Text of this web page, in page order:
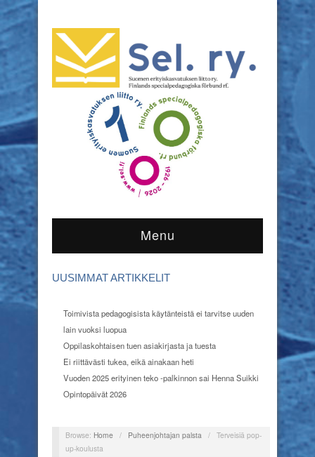
Menu
UUSIMMAT ARTIKKELIT
Toimivista pedagogisista käytänteistä ei tarvitse uuden
lain vuoksi luopua
Oppilaskohtaisen tuen asiakirjasta ja tuesta
Ei riittävästi tukea, eikä ainakaan heti
Vuoden 2025 erityinen teko -palkinnon sai Henna Suikki
Opintopäivät 2026
Browse: Home / Puheenjohtajan palsta /
Terveisiä pop-
up-koulusta